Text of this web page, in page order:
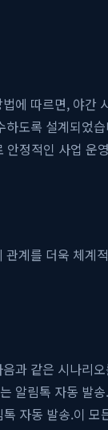
에 따르면, 야간
도록 설계되었
정적인 사업 운
계를 더욱 체계
과 같은 시나리
알림톡 자동 발
자동 발송.이 모